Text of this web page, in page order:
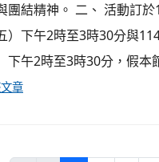
團結精神。 二、 活動訂
）下午2時至3時30分與
下午2時至3時30分，假本
章